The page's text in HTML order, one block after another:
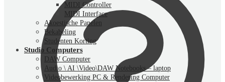
MIDI Controller
MIDI Interface
Akoestische Panelen
Bekabeling
Studenten Korting
Studio Computers
DAW Computer
Audio \ AI \Video\DAW Notebooks – laptop
Videobewerking PC & Rendering Computer